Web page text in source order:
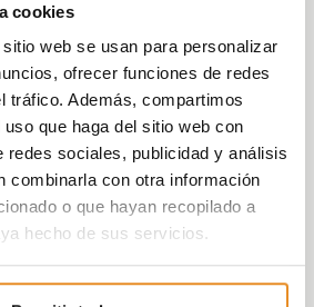
cookies
web se usan para personalizar
ofrecer funciones de redes
tráfico. Además, compartimos
que haga del sitio web con
redes sociales, publicidad y análisis
combinarla con otra información
o que hayan recopilado a
hecho de sus servicios.
2.000€
las 114 candidaturas
el 15 de junio y el 15 de
lo que ha supuesto un
en el número de
respecto al año pasado.
a la categoría
37 a la de
nuevo, 37 a la de del
regional.